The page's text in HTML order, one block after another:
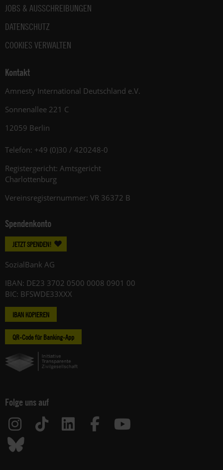
JOBS & AUSSCHREIBUNGEN
DATENSCHUTZ
COOKIES VERWALTEN
Kontakt
Amnesty International Deutschland e.V.
Sonnenallee 221 C
12059 Berlin
Telefon: +49 (0)30 / 420248-0
Registergericht: Amtsgericht
Charlottenburg
Vereinsregisternummer: VR 36372 B
Spendenkonto
JETZT SPENDEN!
SozialBank AG
IBAN: DE23 3702 0500 0008 0901 00
BIC: BFSWDE33XXX
IBAN KOPIEREN
QR-Code für Banking-App
Folge uns auf